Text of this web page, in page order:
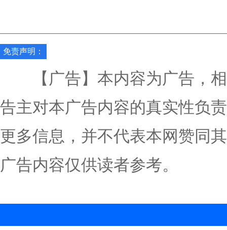
免责声明：
【广告】本内容为广告，相
告主对本广告内容的真实性负
更多信息，并不代表本网赞同
广告内容仅供读者参考。